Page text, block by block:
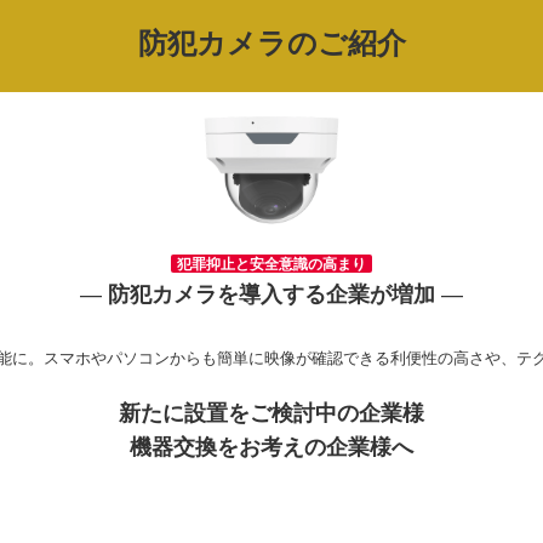
防犯カメラのご紹介
犯罪抑止と安全意識の高まり
― 防犯カメラを導入する企業が増加 ―
。スマホやパソコンからも簡単に映像が確認できる利便性の高さや、
新たに設置をご検討中の企業様
機器交換をお考えの企業様へ